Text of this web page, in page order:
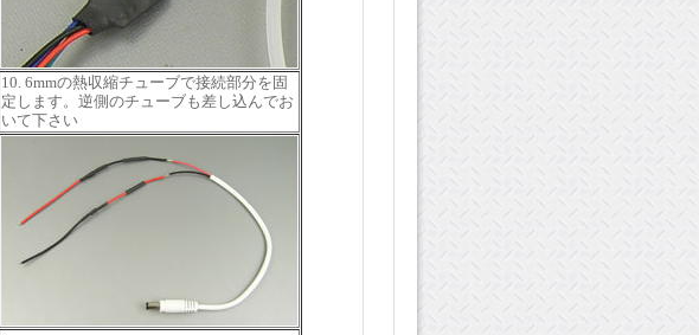
10. 6mmの熱収縮チューブで接続部分を固
定します。逆側のチューブも差し込んでお
いて下さい